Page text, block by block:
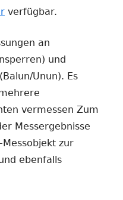
verfügbar.
an
und
Unun). Es
vermessen Zum
Messergebnisse
zur
ebenfalls